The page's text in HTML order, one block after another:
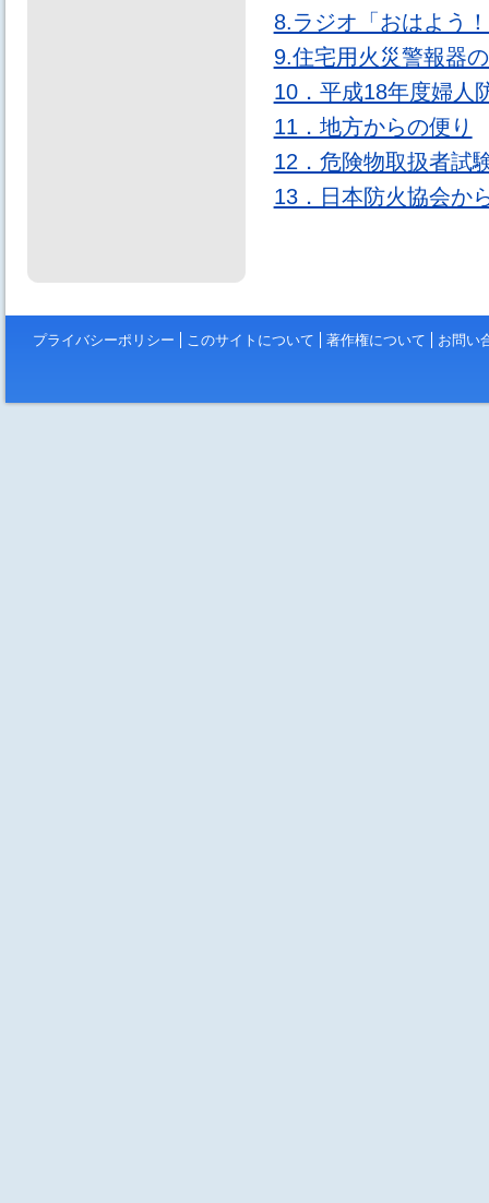
8.ラジオ「おはよう
9.住宅用火災警報器
10．平成18年度婦人
11．地方からの便り
12．危険物取扱者試
13．日本防火協会か
プライバシーポリシー このサイトについて 著作権について お問い